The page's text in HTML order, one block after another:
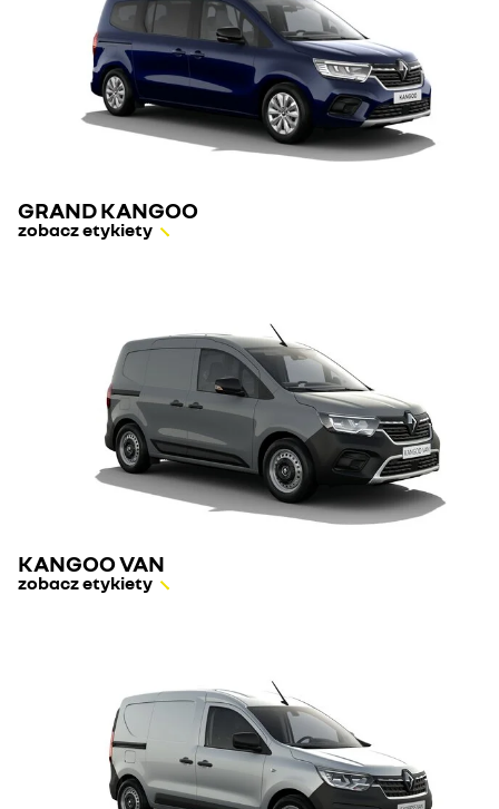
GRAND KANGOO
zobacz etykiety
KANGOO VAN
zobacz etykiety